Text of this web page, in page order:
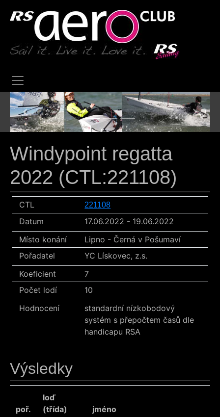
Previous Next
Windypoint regatta
2022 (CTL:221108)
CTL 221108
Datum
17.06.2022 - 19.06.2022
Místo konání
Lipno - Černá v Pošumaví
Pořadatel
YC Lískovec, z.s.
Koeficient
7
Počet lodí
10
Hodnocení
standardní nízkobodový
systém s přepočtem časů dle
handicapu RSA
Výsledky
poř.
loď
(třída)
jméno